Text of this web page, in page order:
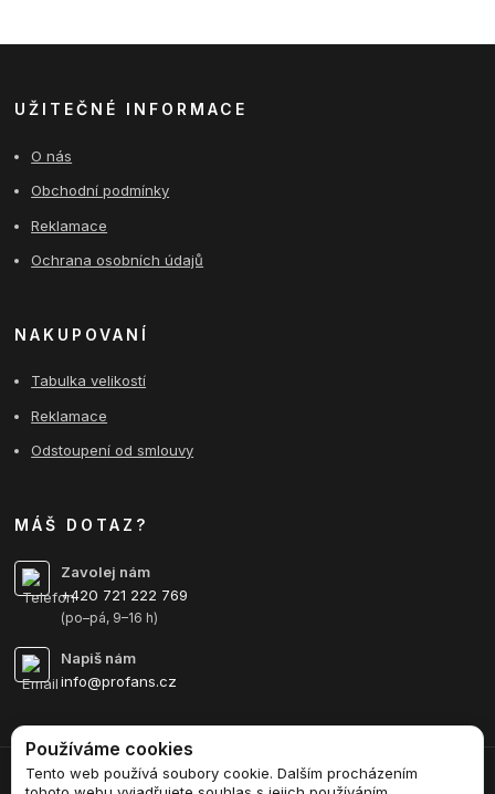
UŽITEČNÉ INFORMACE
O nás
Obchodní podmínky
Reklamace
Ochrana osobních údajů
NAKUPOVANÍ
Tabulka velikostí
Reklamace
Odstoupení od smlouvy
MÁŠ DOTAZ?
Zavolej nám
+420 721 222 769
(po–pá, 9–16 h)
Napiš nám
info@profans.cz
Upravit sběr cookies.
Používáme cookies
Tento web používá soubory cookie. Dalším procházením